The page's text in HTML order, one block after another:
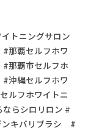
トニングサロン
那覇セルフホワ
那覇市セルフホ
沖縄セルフホワ
ルフホワイトニ
らシロリロン #
ンキバリブラシ #